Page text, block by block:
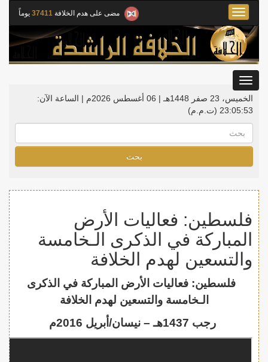
مضى على هدم الخلافة 37411 يوماً
Toggle
navigation
الخميس، 23 صفر 1448هـ | 06 أغسطس 2026م |
الساعة الآن:
23:05:54 (ت.م.م)
بحث
فلسطين: فعاليات الأرض
المباركة في الذكرى الـخامسة
والتسعين لهدم الخلافة
فلسطين: فعاليات الأرض المباركة في الذكرى
الـخامسة والتسعين لهدم الخلافة
رجب 1437هـ – نيسان/أبريل 2016م